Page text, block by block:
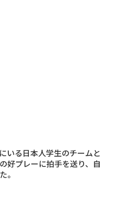
いる日本人学生のチームと
好プレーに拍手を送り、自
。